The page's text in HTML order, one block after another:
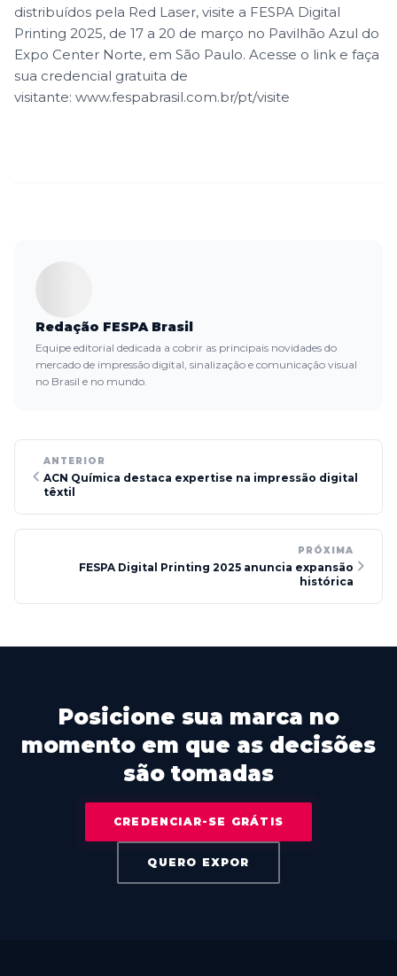
distribuídos pela Red Laser, visite a FESPA Digital
Printing 2025, de 17 a 20 de março no Pavilhão Azul do
Expo Center Norte, em São Paulo. Acesse o link e faça
sua credencial gratuita de
visitante: www.fespabrasil.com.br/pt/visite
Redação FESPA Brasil
Equipe editorial dedicada a cobrir as principais novidades do
mercado de impressão digital, sinalização e comunicação visual
no Brasil e no mundo.
ANTERIOR
ACN Química destaca expertise na impressão digital
têxtil
PRÓXIMA
FESPA Digital Printing 2025 anuncia expansão
histórica
Posicione sua marca no
momento em que as decisões
são tomadas
CREDENCIAR-SE GRÁTIS
QUERO EXPOR